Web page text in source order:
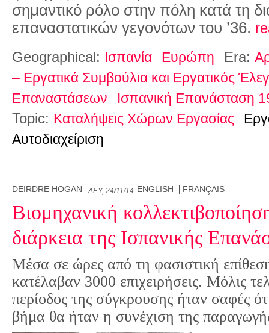
σημαντικό ρόλο στην πόλη κατά τη
επαναστατικών γεγονότων του ’36.
Geographical: Ισπανία Ευρώπη Era:
– Εργατικά Συμβούλια και Εργατικός
Επαναστάσεων
Ισπανική Επανάσταση
Topic: Καταλήψεις Χώρων Εργασίας
Αυτοδιαχείριση
DEIRDRE HOGAN ΔΕΥ, 24/11/14 ENGLISH FRANÇAIS
Βιομηχανική
διάρκεια της Ισπανικής
Μέσα σε ώρες από τη φασιστική
κατέλαβαν 3000 επιχειρήσεις. Μόλις
περίοδος της σύγκρουσης ήταν σαφές
βήμα θα ήταν η συνέχιση της